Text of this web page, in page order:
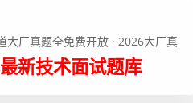
大厂真题全免费开放 · 2026大厂真
新技术面试题库